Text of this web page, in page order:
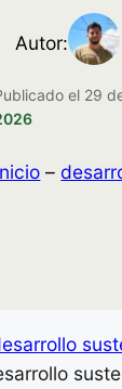
Autor:
el 29
–